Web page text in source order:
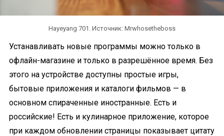
Hayeyang 701. Источник: Mrwhosetheboss
Устанавливать новые программы можно только в
офлайн-магазине и только в разрешённое время. Без
этого на устройстве доступны простые игры,
бытовые приложения и каталоги фильмов — в
основном спираченные иностранные. Есть и
российские! Есть и кулинарное приложение, которое
при каждом обновлении страницы показывает цитату